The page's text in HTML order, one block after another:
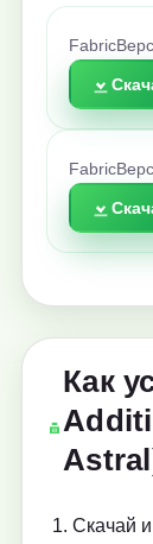
Fabric
Fabric
Как
Скачай и